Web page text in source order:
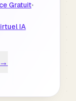
Gratuit•
IA